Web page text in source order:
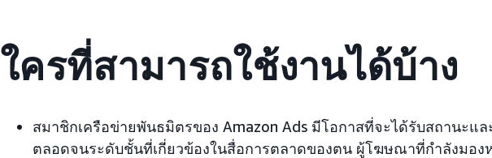
ใครที่สามารถใช้งานได้บ้าง
สมาชิกเครือข่ายพันธมิตรของ Amazon Ads มีโอกาสที่จะได้รับสถานะแ
ตลอดจนระดับชั้นที่เกี่ยวข้องในสื่อการตลาดของตน ผู้โฆษณาที่กำลังมอง